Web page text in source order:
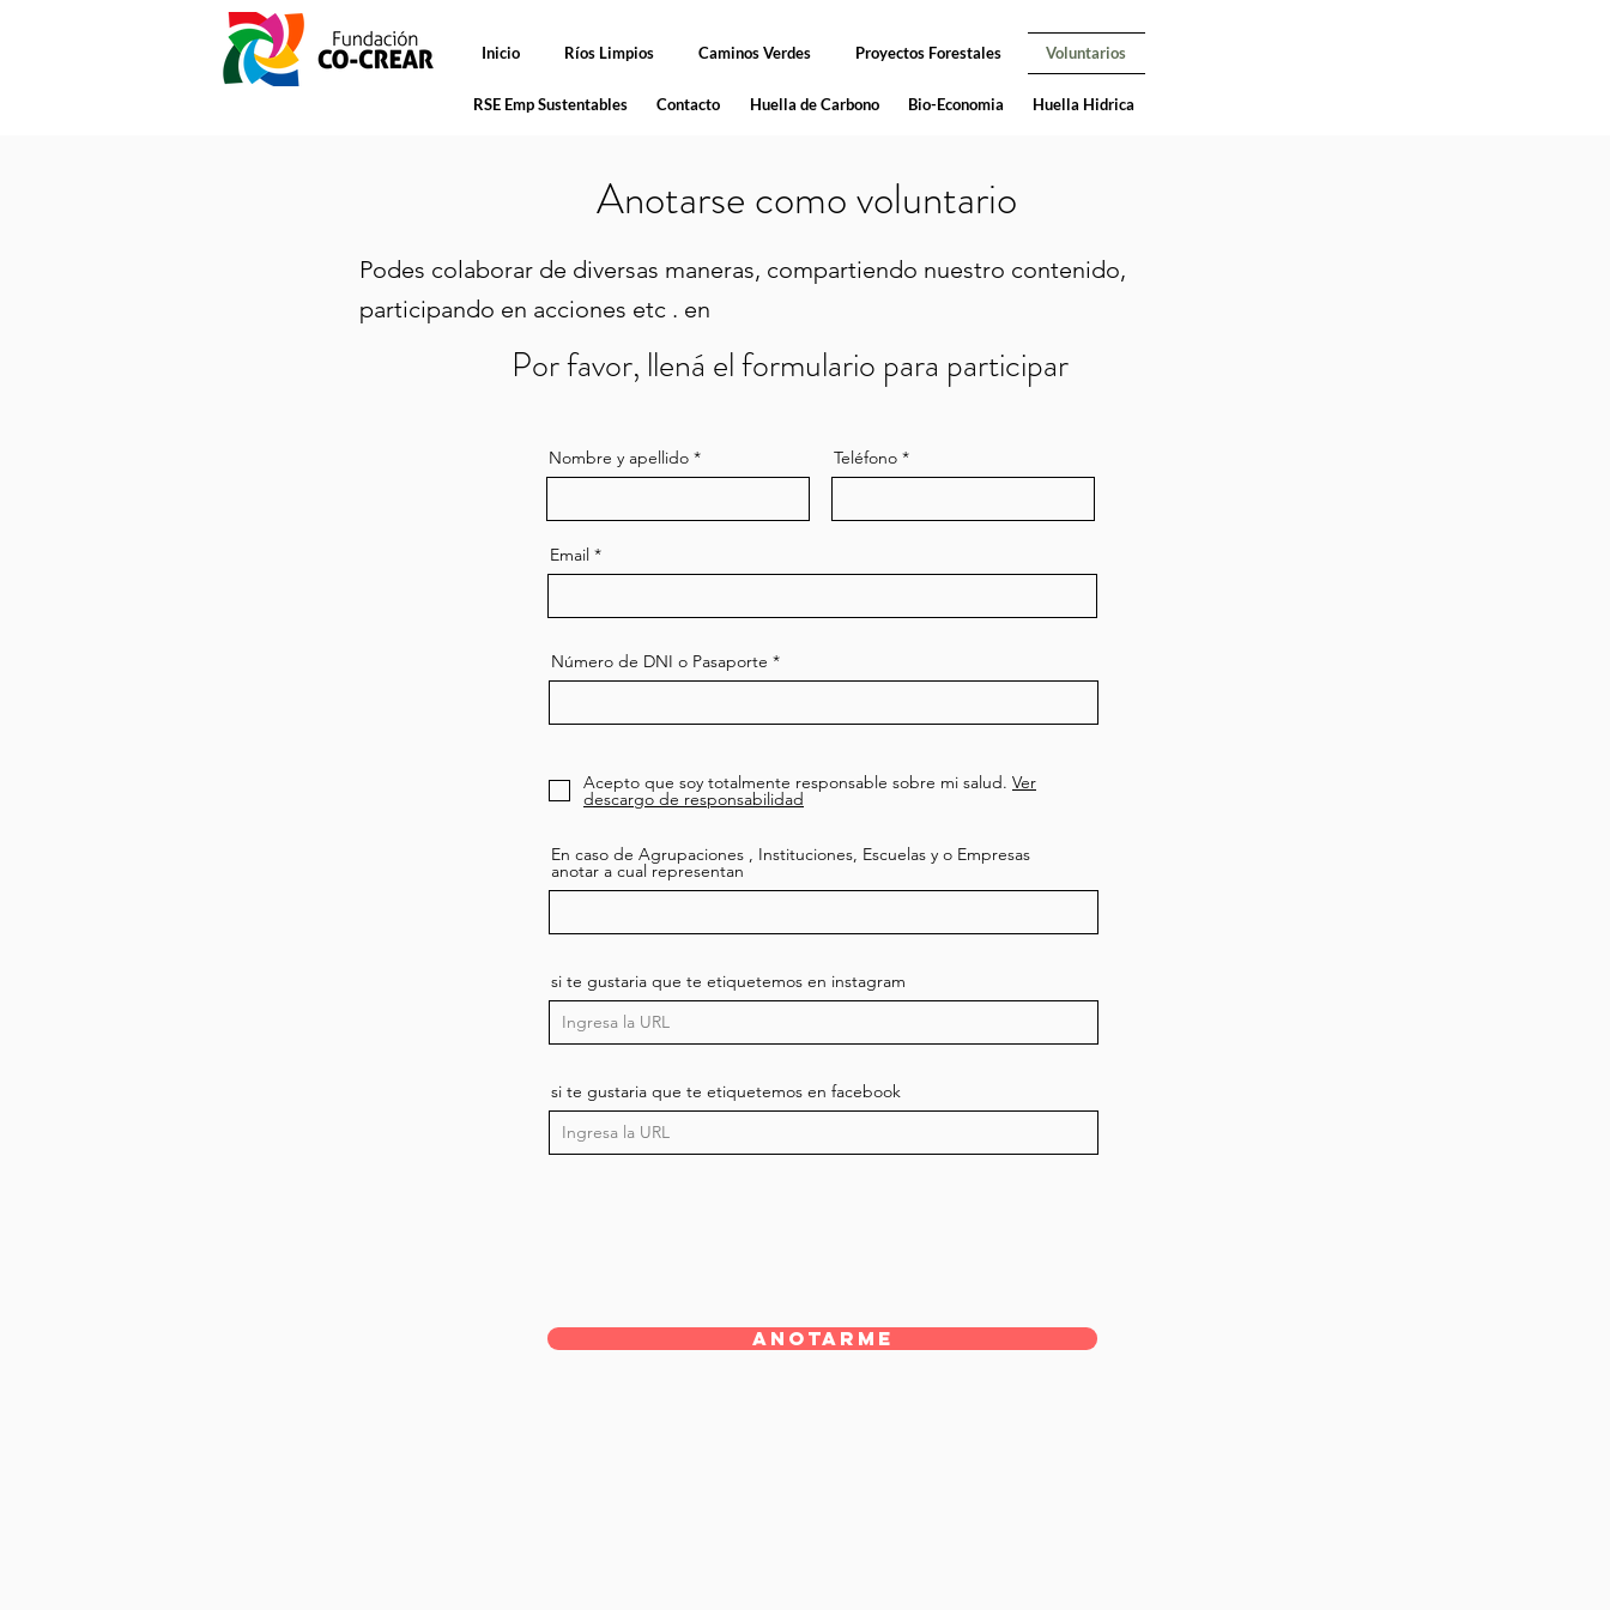
Fundación Co-Crear
Inicio Ríos Limpios Caminos Verdes Proyectos Forestales Voluntarios
RSE Emp Sustentables Contacto Huella de Carbono Bio-Economia Huella Hidrica
Anotarse como voluntario
Podes colaborar de diversas maneras, compartiendo nuestro contenido,
participando en acciones etc . en
Por favor, llená el formulario para participar
Nombre y apellido Teléfono
Email
Número de DNI o Pasaporte
Acepto que soy totalmente responsable sobre mi salud. Ver
descargo de responsabilidad
En caso de Agrupaciones , Instituciones, Escuelas y o Empresas
anotar a cual representan
si te gustaria que te etiquetemos en instagram
si te gustaria que te etiquetemos en facebook
Anotarme